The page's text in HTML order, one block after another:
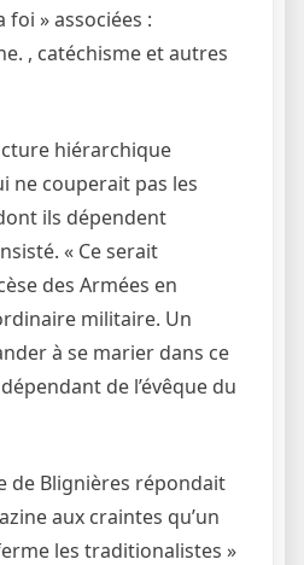
» associées :
, catéchisme et autres
hiérarchique
ne couperait pas les
ils dépendent
« Ce serait
des Armées en
militaire. Un
à se marier dans ce
de l’évêque du
de Blignières répondait
aux craintes qu’un
les traditionalistes »